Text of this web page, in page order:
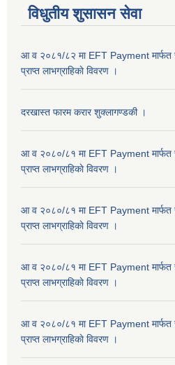
विधुतीय शुसासन सेवा
आ व २०८१/८२ मा EFT Payment मार्फत
प्राप्त लाभग्राहिकाे विवरण ।
दरखास्त फारम करार शुक्लागण्डकी ।
आ व २०८०/८१ मा EFT Payment मार्फत
प्राप्त लाभग्राहिकाे विवरण ।
आ व २०८०/८१ मा EFT Payment मार्फत
प्राप्त लाभग्राहिकाे विवरण ।
आ व २०८०/८१ मा EFT Payment मार्फत
प्राप्त लाभग्राहिकाे विवरण ।
आ व २०८०/८१ मा EFT Payment मार्फत
प्राप्त लाभग्राहिकाे विवरण ।